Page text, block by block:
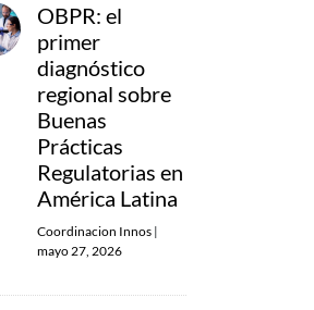
OBPR: el
primer
diagnóstico
regional sobre
Buenas
Prácticas
Regulatorias en
América Latina
Coordinacion Innos |
mayo 27, 2026